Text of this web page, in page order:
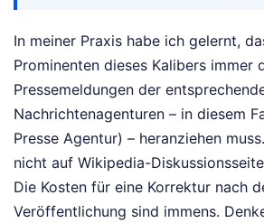
In meiner Praxis habe ich gelernt,
Prominenten dieses Kalibers immer
Pressemeldungen der
Nachrichtenagenturen – in diesem
Presse Agentur) – heranziehen
nicht auf Wikipedia-
Die Kosten für eine Korrektur nach
Veröffentlichung sind immens.